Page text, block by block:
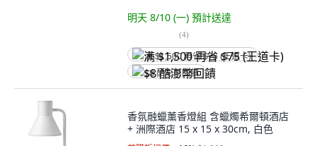
明天 8/10 (一) 預計送達
(4)
满 $1,500 再省 $75 (王道卡)
$8 酷澎幣回饋
香氛融蠟薰香燈組 含蠟燭希爾頓酒店
+ 洲際酒店 15 x 15 x 30cm, 白色